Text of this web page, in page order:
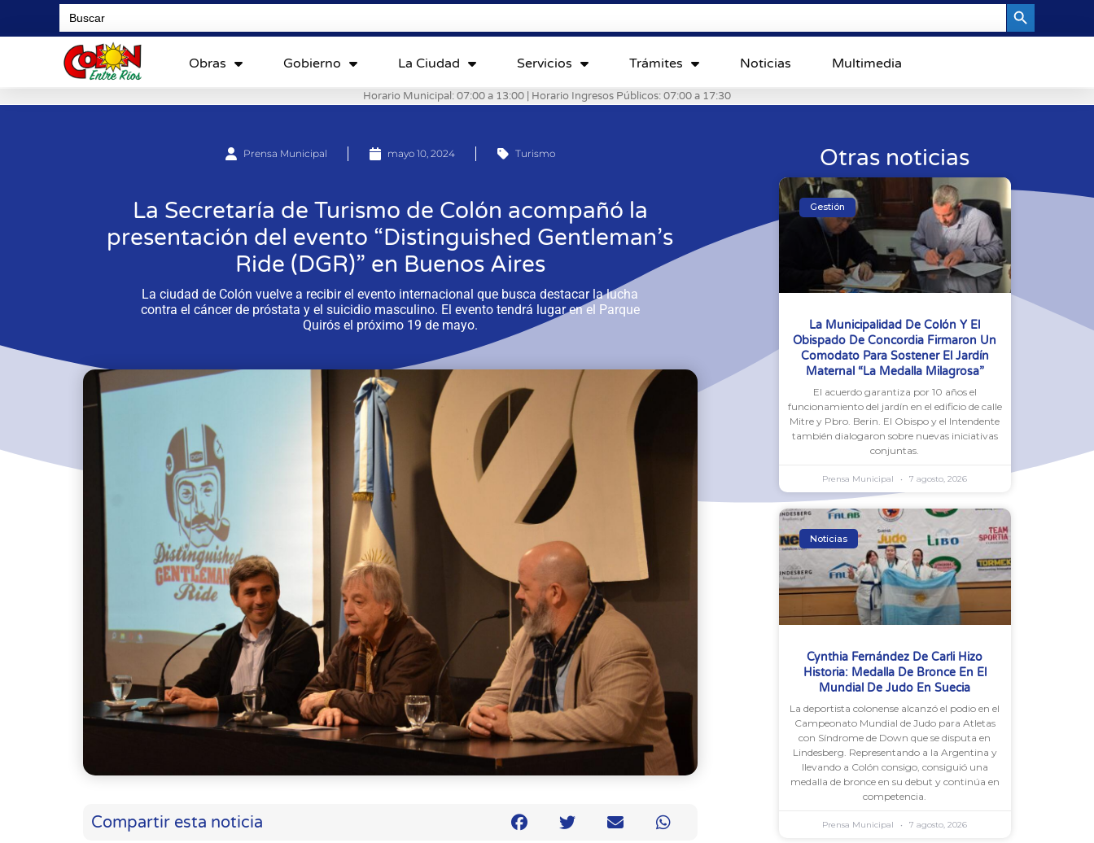
Search
for:
Obras Gobierno La Ciudad Servicios Trámites Noticias Multimedia
Horario Municipal: 07:00 a 13:00 | Horario Ingresos Públicos: 07:00 a 17:30
Prensa Municipal mayo 10, 2024 Turismo
La Secretaría de Turismo de Colón acompañó la
presentación del evento “Distinguished Gentleman’s
Ride (DGR)” en Buenos Aires
La ciudad de Colón vuelve a recibir el evento internacional que busca destacar la lucha
contra el cáncer de próstata y el suicidio masculino. El evento tendrá lugar en el Parque
Quirós el próximo 19 de mayo.
Compartir esta noticia
Otras noticias
Gestión
La Municipalidad De Colón Y El
Obispado De Concordia Firmaron Un
Comodato Para Sostener El Jardín
Maternal “La Medalla Milagrosa”
El acuerdo garantiza por 10 años el
funcionamiento del jardín en el edificio de calle
Mitre y Pbro. Berin. El Obispo y el Intendente
también dialogaron sobre nuevas iniciativas
conjuntas.
Prensa Municipal 7 agosto, 2026
Noticias
Cynthia Fernández De Carli Hizo
Historia: Medalla De Bronce En El
Mundial De Judo En Suecia
La deportista colonense alcanzó el podio en el
Campeonato Mundial de Judo para Atletas
con Síndrome de Down que se disputa en
Lindesberg. Representando a la Argentina y
llevando a Colón consigo, consiguió una
medalla de bronce en su debut y continúa en
competencia.
Prensa Municipal 7 agosto, 2026